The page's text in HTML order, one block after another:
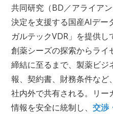
共同研究（BD／アライア
決定を支援する国産AIデー
ガルテックVDR」を提供し
創薬シーズの探索からラ
締結に至るまで、製薬ビ
報、契約書、財務条件な
社内外で共有される。リー
情報を安全に統制し、交渉